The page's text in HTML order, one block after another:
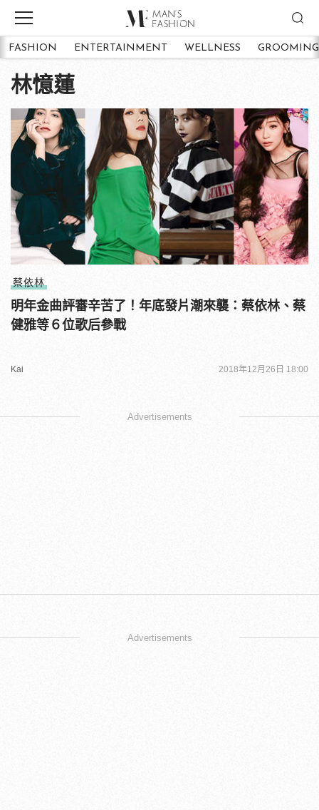
FASHION ENTERTAINMENT WELLNESS GROOMING
林憶蓮
蔡依林
明年金曲評審辛苦了！年底發片潮來襲：蔡依林、蔡
健雅等６位歌后參戰
Kai 2018年12月26日 18:00
Advertisements
Advertisements